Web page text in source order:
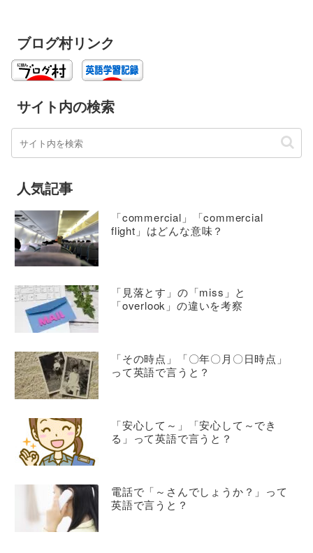
ブログ村リンク
サイト内の検索
人気記事
「commercial」「commercial
flight」はどんな意味？
「見落とす」の「miss」と
「overlook」の違いを考察
「その時点」「〇年〇月〇日時点」
って英語で言うと？
「安心して～」「安心して～でき
る」って英語で言うと？
電話で「～さんでしょうか？」って
英語で言うと？